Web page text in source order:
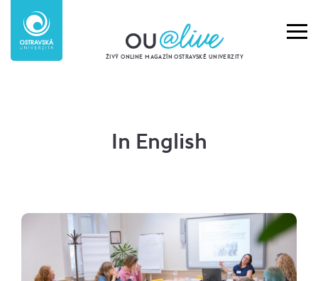
ŽIVÝ ONLINE MAGAZÍN OSTRAVSKÉ UNIVERZITY
In English